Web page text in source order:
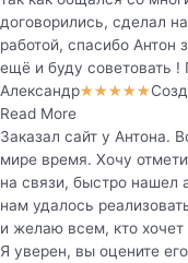
договорились, сделал
работой, спасибо Антон
ещё и буду советовать
Александр★ ★ ★ ★ ★
Read More
Заказал сайт у Антона.
мире время. Хочу
на связи, быстро нашел
нам удалось
и желаю всем, кто хочет
Я уверен, вы оцените